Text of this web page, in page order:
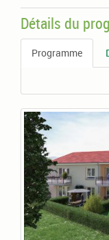
Détails du
Programme